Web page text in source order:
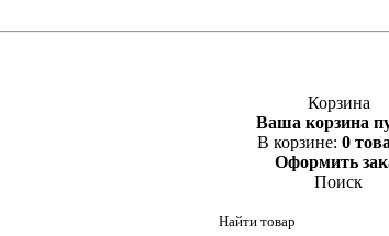
Корзина
Ваша корзина
В корзине: 0
Оформить
Поиск
Найти товар